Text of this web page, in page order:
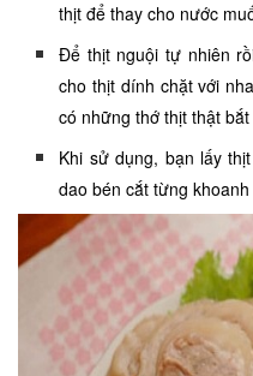
thịt để thay cho nước
Để thịt nguội tự nhiên
cho thịt dính chặt với
có những thớ thịt thật bắt
Khi sử dụng, bạn lấy
dao bén cắt từng